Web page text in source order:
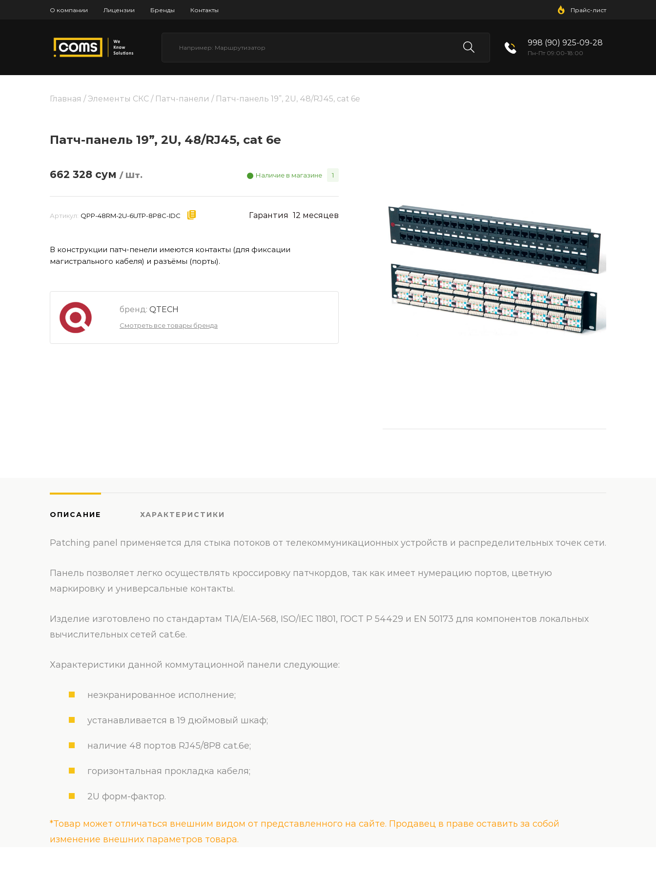
О компании Лицензии Бренды Контакты Прайс-лист
998 (90) 925-09-28
Пн-Пт 09:00-18:00
Главная /Элементы СКС / Патч-панели / Патч-панель 19”, 2U, 48/RJ45, cat 6e
Патч-панель 19”, 2U, 48/RJ45, cat 6e
662 328 сум / Шт. Наличие в магазине 1
Артикул: QPP-48RM-2U-6UTP-8P8C-IDC Гарантия 12 месяцев
В конструкции патч-пенели имеются контакты (для фиксации
магистрального кабеля) и разъёмы (порты).
бренд: QTECH
Смотреть все товары бренда
ОПИСАНИЕ ХАРАКТЕРИСТИКИ
Patching panel применяется для стыка потоков от телекоммуникационных устройств и распределительных точек сети.
Панель позволяет легко осуществлять кроссировку патчкордов, так как имеет нумерацию портов, цветную
маркировку и универсальные контакты.
Изделие изготовлено по стандартам TIA/EIA-568, ISO/IEC 11801, ГОСТ Р 54429 и EN 50173 для компонентов локальных
вычислительных сетей cat.6e.
Характеристики данной коммутационной панели следующие:
неэкранированное исполнение;
устанавливается в 19 дюймовый шкаф;
наличие 48 портов RJ45/8P8 cat.6е;
горизонтальная прокладка кабеля;
2U форм-фактор.
*Товар может отличаться внешним видом от представленного на сайте. Продавец в праве оставить за собой
изменение внешних параметров товара.